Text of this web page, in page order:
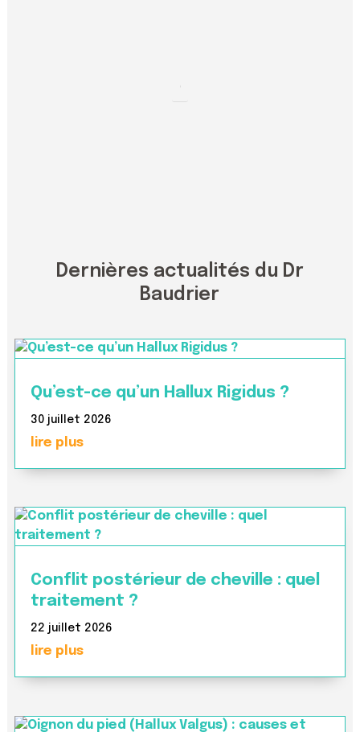
Dernières actualités du Dr
Baudrier
Qu’est-ce qu’un Hallux Rigidus ?
30 juillet 2026
lire plus
Conflit postérieur de cheville : quel
traitement ?
22 juillet 2026
lire plus